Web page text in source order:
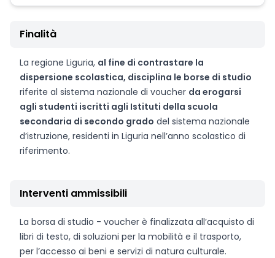
Finalità
La regione Liguria, al fine di contrastare la
dispersione scolastica, disciplina le borse di studio
riferite al sistema nazionale di voucher da erogarsi
agli studenti iscritti agli Istituti della scuola
secondaria di secondo grado del sistema nazionale
d’istruzione, residenti in Liguria nell’anno scolastico di
riferimento.
Interventi ammissibili
La borsa di studio - voucher è finalizzata all’acquisto di
libri di testo, di soluzioni per la mobilità e il trasporto,
per l’accesso ai beni e servizi di natura culturale.